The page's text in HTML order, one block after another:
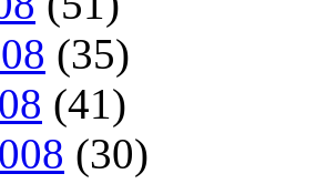
(35)
(41)
(30)